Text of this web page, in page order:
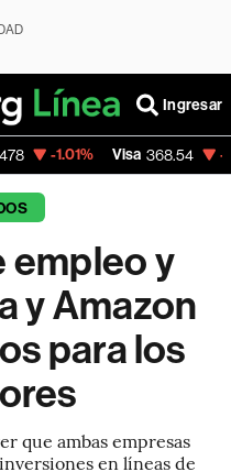
Ingresar
368.54 -0.28%
empleo y
y Amazon
para los
que ambas empresas
en líneas de